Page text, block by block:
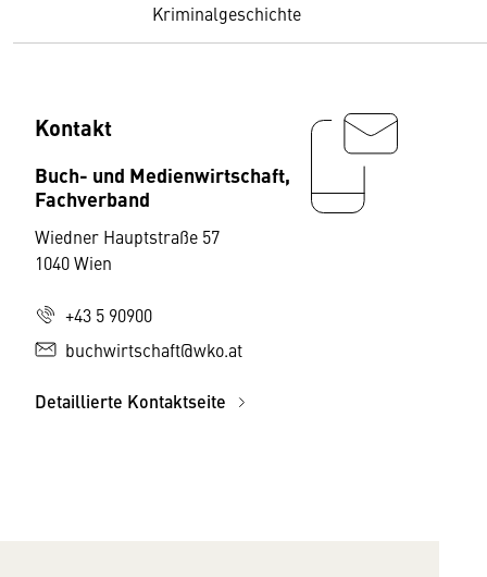
Kriminalgeschichte
Kontakt
Buch- und Medienwirtschaft,
Fachverband
Wiedner Hauptstraße 57
1040 Wien
+43 5 90900
buchwirtschaft@wko.at
Detaillierte Kontaktseite